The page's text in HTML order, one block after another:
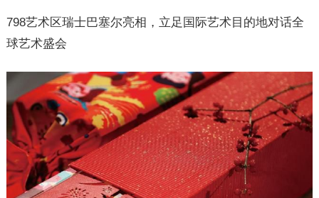
798艺术区瑞士巴塞尔亮相，立足国际艺术目的地对话全
球艺术盛会